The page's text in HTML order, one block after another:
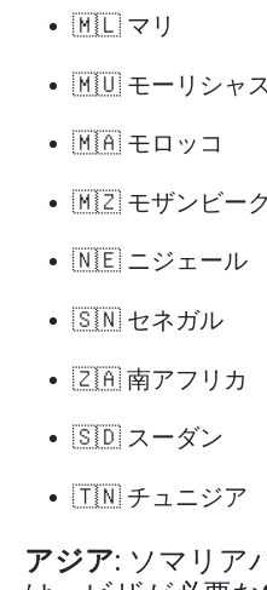
🇲🇱 マリ
🇲🇺 モーリシャス
🇲🇦 モロッコ
🇲🇿 モザンビーク
🇳🇪 ニジェール
🇸🇳 セネガル
🇿🇦 南アフリカ
🇸🇩 スーダン
🇹🇳 チュニジア
アジア: ソマリア